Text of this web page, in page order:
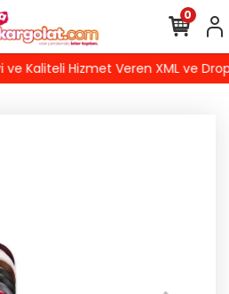
Hizmet Veren XML ve
0